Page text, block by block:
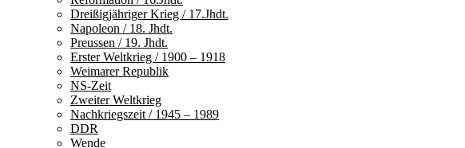
Dreißigjähriger Krieg / 17.Jhdt.
Napoleon / 18. Jhdt.
Preussen / 19. Jhdt.
Erster Weltkrieg / 1900 – 1918
Weimarer Republik
NS-Zeit
Zweiter Weltkrieg
Nachkriegszeit / 1945 – 1989
DDR
Wende